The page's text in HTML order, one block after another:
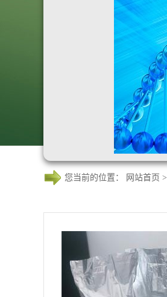
您当前的位置： 网站首页 >